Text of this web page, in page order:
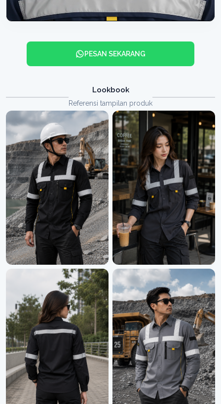
PESAN SEKARANG
Lookbook
Referensi tampilan produk